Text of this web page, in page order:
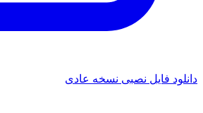
دانلود فایل نصبی نسخه عادی